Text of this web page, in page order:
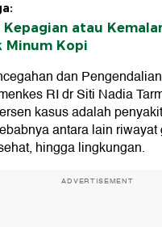
Kepagian atau
Minum Kopi
dan
RI dr Siti Nadia
kasus adalah
antara lain
hingga lingkungan.
ADVERTISEMENT